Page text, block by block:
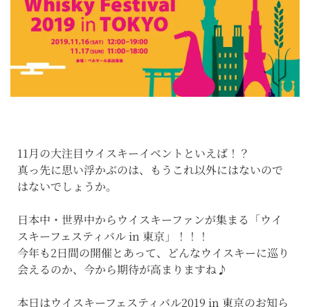
11月の大注目ウイスキーイベントといえば！？
真っ先に思い浮かぶのは、もうこれ以外にはないので
はないでしょうか。
日本中・世界中からウイスキーファンが集まる「ウイ
スキーフェスティバル in 東京」！！！
今年も2日間の開催とあって、どんなウイスキーに巡り
会えるのか、今から期待が高まりますね♪
本日はウイスキーフェスティバル2019 in 東京のお知ら